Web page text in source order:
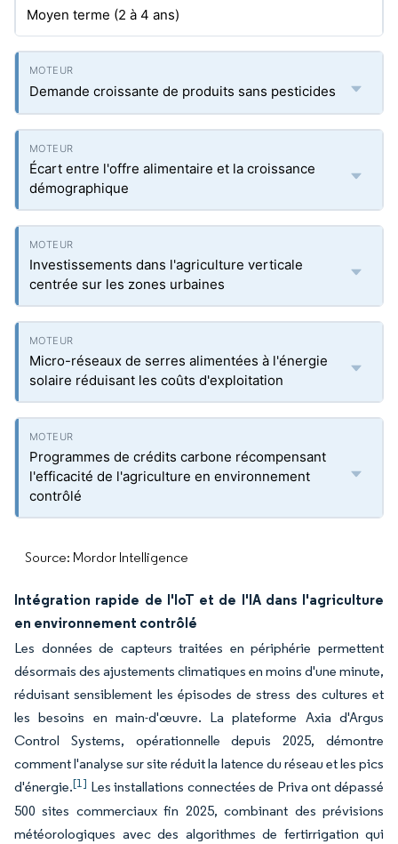
Moyen terme (2 à 4 ans)
Demande croissante de produits sans pesticides
Écart entre l'offre alimentaire et la croissance
démographique
Investissements dans l'agriculture verticale
centrée sur les zones urbaines
Micro-réseaux de serres alimentées à l'énergie
solaire réduisant les coûts d'exploitation
Programmes de crédits carbone récompensant
l'efficacité de l'agriculture en environnement
contrôlé
Source: Mordor Intelligence
Intégration rapide de l'IoT et de l'IA dans l'agriculture
en environnement contrôlé
Les données de capteurs traitées en périphérie permettent
désormais des ajustements climatiques en moins d'une minute,
réduisant sensiblement les épisodes de stress des cultures et
les besoins en main-d'œuvre. La plateforme Axia d'Argus
Control Systems, opérationnelle depuis 2025, démontre
comment l'analyse sur site réduit la latence du réseau et les pics
d'énergie.[1] Les installations connectées de Priva ont dépassé
500 sites commerciaux fin 2025, combinant des prévisions
météorologiques avec des algorithmes de fertirrigation qui